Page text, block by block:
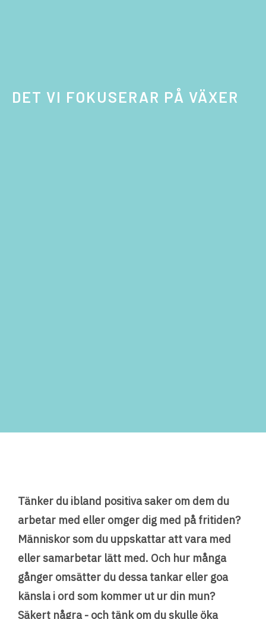
DET VI FOKUSERAR PÅ VÄXER
Tänker du ibland positiva saker om dem du
arbetar med eller omger dig med på fritiden?
Människor som du uppskattar att vara med
eller samarbetar lätt med. Och hur många
gånger omsätter du dessa tankar eller goa
känsla i ord som kommer ut ur din mun?
Säkert några - och tänk om du skulle öka